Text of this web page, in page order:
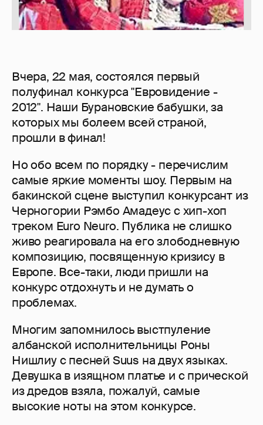
Вчера, 22 мая, состоялся первый
полуфинал конкурса "Евровидение -
2012". Наши Бурановские бабушки, за
которых мы болеем всей страной,
прошли в финал!
Но обо всем по порядку - перечислим
самые яркие моменты шоу. Первым на
бакинской сцене выступил конкурсант из
Черногории Рэмбо Амадеус с хип-хоп
треком Euro Neuro. Публика не слишко
живо реагировала на его злободневную
композицию, посвященную кризису в
Европе. Все-таки, люди пришли на
конкурс отдохнуть и не думать о
проблемах.
Многим запомнилось выстпуление
албанской исполнительницы Роны
Нишлиу с песней Suus на двух языках.
Девушка в изящном платье и с прической
из дредов взяла, пожалуй, самые
высокие ноты на этом конкурсе.